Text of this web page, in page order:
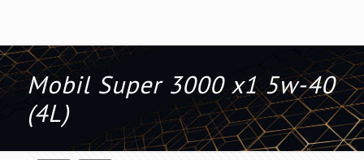
Mobil Super 3000 x1 5w-40
(4L)